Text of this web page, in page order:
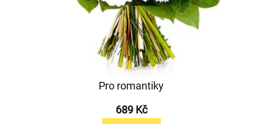
Pro romantiky
689 Kč